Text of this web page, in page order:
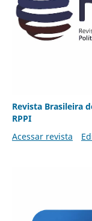
Revista Brasileira
RPPI
Acessar revista